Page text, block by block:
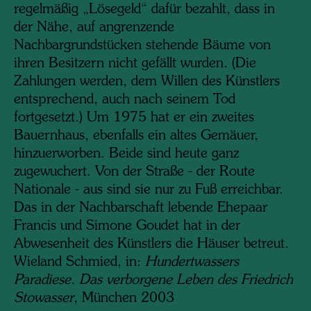
regelmäßig „Lösegeld“ dafür bezahlt, dass in
der Nähe, auf angrenzende
Nachbargrundstücken stehende Bäume von
ihren Besitzern nicht gefällt wurden. (Die
Zahlungen werden, dem Willen des Künstlers
entsprechend, auch nach seinem Tod
fortgesetzt.) Um 1975 hat er ein zweites
Bauernhaus, ebenfalls ein altes Gemäuer,
hinzuerworben. Beide sind heute ganz
zugewuchert. Von der Straße - der Route
Nationale - aus sind sie nur zu Fuß erreichbar.
Das in der Nachbarschaft lebende Ehepaar
Francis und Simone Goudet hat in der
Abwesenheit des Künstlers die Häuser betreut.
Wieland Schmied, in: Hundertwassers
Paradiese. Das verborgene Leben des Friedrich
Stowasser, München 2003